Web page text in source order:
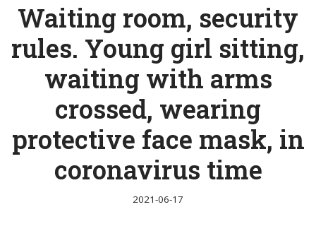
Waiting room, security
rules. Young girl sitting,
waiting with arms
crossed, wearing
protective face mask, in
coronavirus time
2021-06-17